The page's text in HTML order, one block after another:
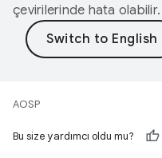
çevirilerinde hata olabilir.
AOSP
Bu size yardımcı oldu mu?